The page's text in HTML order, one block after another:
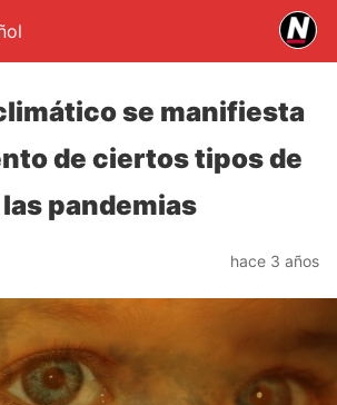
se manifiesta
de ciertos tipos de
pandemias
hace 3 años